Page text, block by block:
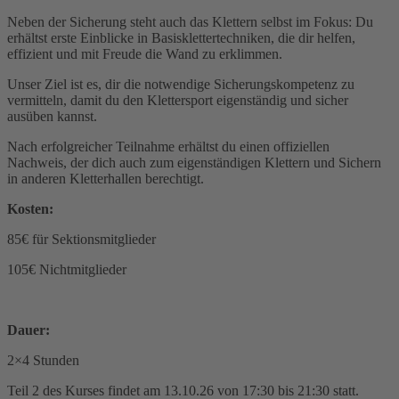
Neben der Sicherung steht auch das Klettern selbst im Fokus: Du
erhältst erste Einblicke in Basisklettertechniken, die dir helfen,
effizient und mit Freude die Wand zu erklimmen.
Unser Ziel ist es, dir die notwendige Sicherungskompetenz zu
vermitteln, damit du den Klettersport eigenständig und sicher
ausüben kannst.
Nach erfolgreicher Teilnahme erhältst du einen offiziellen
Nachweis, der dich auch zum eigenständigen Klettern und Sichern
in anderen Kletterhallen berechtigt.
Kosten:
85€ für Sektionsmitglieder
105€ Nichtmitglieder
Dauer:
2×4 Stunden
Teil 2 des Kurses findet am 13.10.26 von 17:30 bis 21:30 statt.